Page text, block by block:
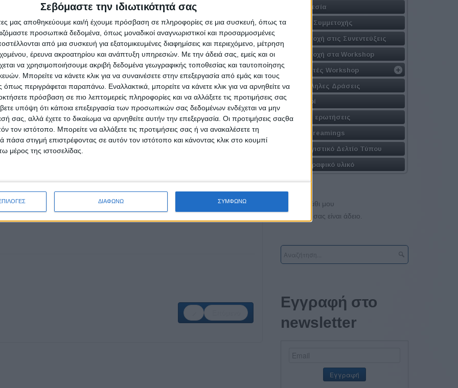
Σεβόμαστε την ιδιωτικότητά σας
μας αποθηκεύουμε και/ή έχουμε πρόσβαση σε πληροφορίες σε μια συσκευή, όπως τα
προσωπικά δεδομένα, όπως μοναδικοί αναγνωριστικοί και προσαρμοσμένες
από μια συσκευή για εξατομικευμένες διαφημίσεις και περιεχόμενο, μέτρηση
έρευνα ακροατηρίου και ανάπτυξη υπηρεσιών. Με την άδειά σας, εμείς και οι
να χρησιμοποιήσουμε ακριβή δεδομένα γεωγραφικής τοποθεσίας και ταυτοποίησης
Μπορείτε να κάνετε κλικ για να συναινέσετε στην επεξεργασία από εμάς και τους
περιγράφεται παραπάνω. Εναλλακτικά, μπορείτε να κάνετε κλικ για να αρνηθείτε να
πρόσβαση σε πιο λεπτομερείς πληροφορίες και να αλλάξετε τις προτιμήσεις σας
υπόψη ότι κάποια επεξεργασία των προσωπικών σας δεδομένων ενδέχεται να μην
σας, αλλά έχετε το δικαίωμα να αρνηθείτε αυτήν την επεξεργασία. Οι προτιμήσεις σαςθα
τον ιστότοπο. Μπορείτε να αλλάξετε τις προτιμήσεις σας ή να ανακαλέσετε τη
στιγμή επιστρέφοντας σε αυτόν τον ιστότοπο και κάνοντας κλικ στο κουμπί
μέρος της ιστοσελίδας.
ΔΙΑΦΩΝΩ ΣΥΜΦΩΝΩ
παραγωγής φαρμακευτικών και καλλυντικών προϊόντων
της, παρέχει ευέλικτες λύσεις: από την ανάπτυξη έως την
αριστεία και την πελατοκεντρική νοοτροπία, προσφέρει υπηρεσίες
μορφών, παρέχοντας παράλληλα μια ιδιαίτερα ισχυρή τεχνογνωσία
των 1.800 εργαζομένων της, και με ένα δίκτυο 6 μονάδων
στην Ευρώπη, προμηθεύει ένα ευρύ φάσμα πάνω από 1.700
αγορές.
Τοποθεσία
Φόρμα Συμμετοχής
Συμμετοχή στις Συνεντεύξεις
Συμμετοχή στα Workshop
Εισηγητές Workshop
Παράλληλες Δράσεις
Χορηγοί
Συχνές ερωτήσεις
Live Streamings
Απολογιστικό Δελτίο Τύπου
Φωτογραφικό υλικό
Το καλάθι μου
Το καλάθι σας είναι άδειο.
Εγγραφή στο
newsletter